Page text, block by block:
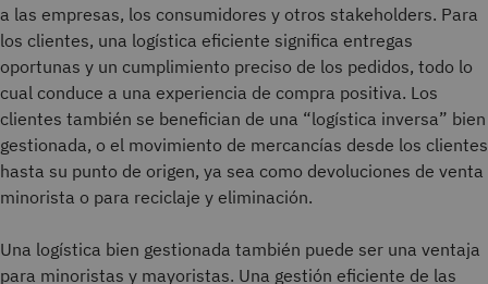
a las empresas, los consumidores y otros stakeholders. Para
los clientes, una logística eficiente significa entregas
oportunas y un cumplimiento preciso de los pedidos, todo lo
cual conduce a una experiencia de compra positiva. Los
clientes también se benefician de una “logística inversa” bien
gestionada, o el movimiento de mercancías desde los clientes
hasta su punto de origen, ya sea como devoluciones de venta
minorista o para reciclaje y eliminación.
Una logística bien gestionada también puede ser una ventaja
para minoristas y mayoristas. Una gestión eficiente de las